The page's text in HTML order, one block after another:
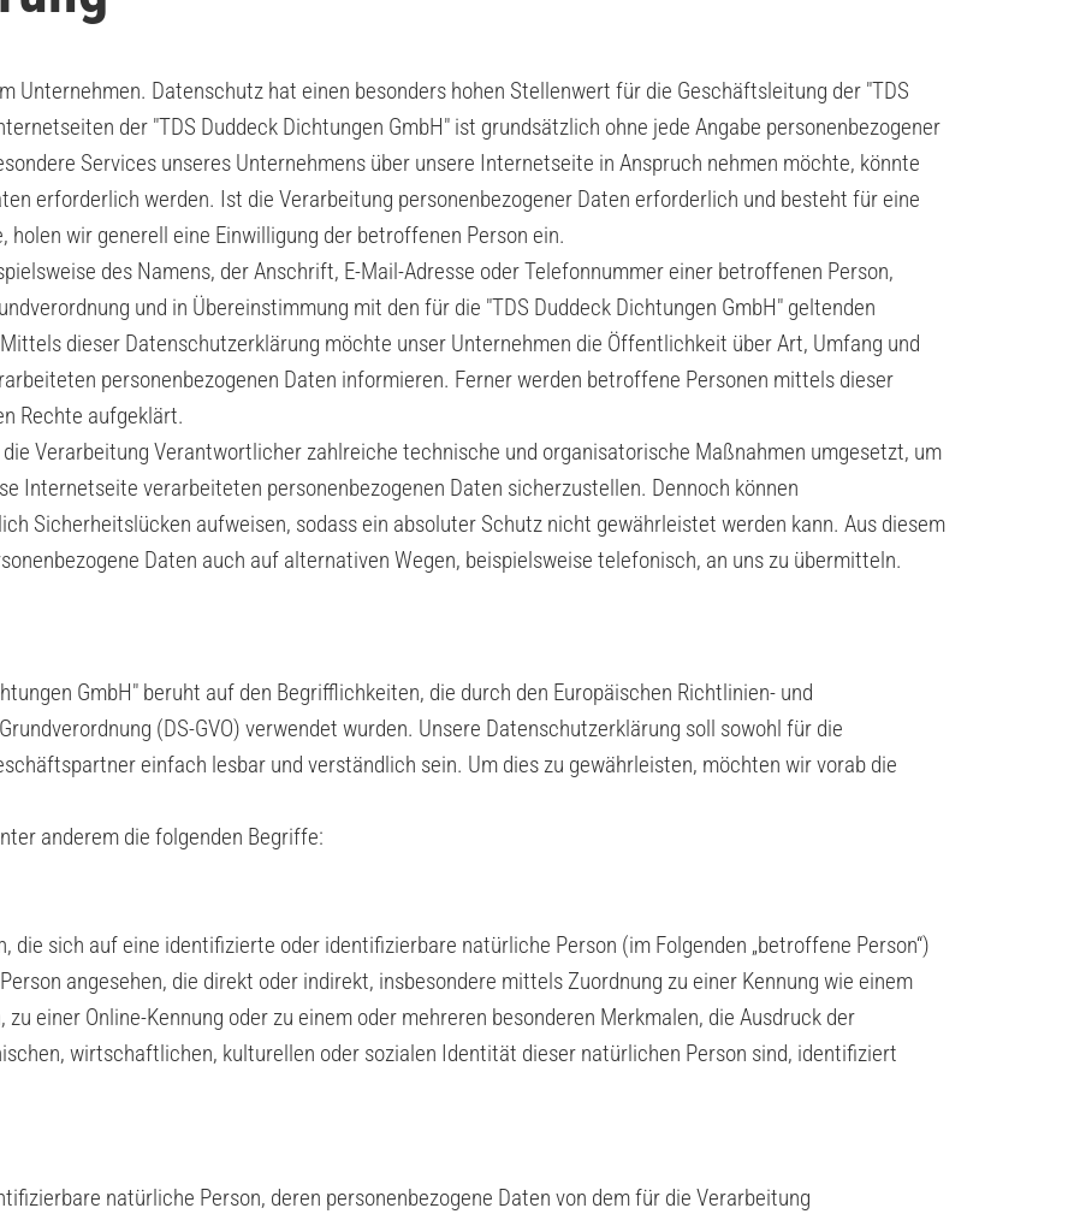
Unternehmen. Datenschutz hat einen besonders hohen Stellenwert für die Geschäftsleitung der "TDS
der "TDS Duddeck Dichtungen GmbH" ist grundsätzlich ohne jede Angabe personenbezogener
Services unseres Unternehmens über unsere Internetseite in Anspruch nehmen möchte, könnte
erforderlich werden. Ist die Verarbeitung personenbezogener Daten erforderlich und besteht für eine
wir generell eine Einwilligung der betroffenen Person ein.
des Namens, der Anschrift, E-Mail-Adresse oder Telefonnummer einer betroffenen Person,
und in Übereinstimmung mit den für die "TDS Duddeck Dichtungen GmbH" geltenden
dieser Datenschutzerklärung möchte unser Unternehmen die Öffentlichkeit über Art, Umfang und
personenbezogenen Daten informieren. Ferner werden betroffene Personen mittels dieser
Rechte aufgeklärt.
Verarbeitung Verantwortlicher zahlreiche technische und organisatorische Maßnahmen umgesetzt, um
Internetseite verarbeiteten personenbezogenen Daten sicherzustellen. Dennoch können
Sicherheitslücken aufweisen, sodass ein absoluter Schutz nicht gewährleistet werden kann. Aus diesem
Daten auch auf alternativen Wegen, beispielsweise telefonisch, an uns zu übermitteln.
GmbH" beruht auf den Begrifflichkeiten, die durch den Europäischen Richtlinien- und
(DS-GVO) verwendet wurden. Unsere Datenschutzerklärung soll sowohl für die
einfach lesbar und verständlich sein. Um dies zu gewährleisten, möchten wir vorab die
anderem die folgenden Begriffe:
die sich auf eine identifizierte oder identifizierbare natürliche Person (im Folgenden „betroffene Person“)
angesehen, die direkt oder indirekt, insbesondere mittels Zuordnung zu einer Kennung wie einem
einer Online-Kennung oder zu einem oder mehreren besonderen Merkmalen, die Ausdruck der
wirtschaftlichen, kulturellen oder sozialen Identität dieser natürlichen Person sind, identifiziert
natürliche Person, deren personenbezogene Daten von dem für die Verarbeitung